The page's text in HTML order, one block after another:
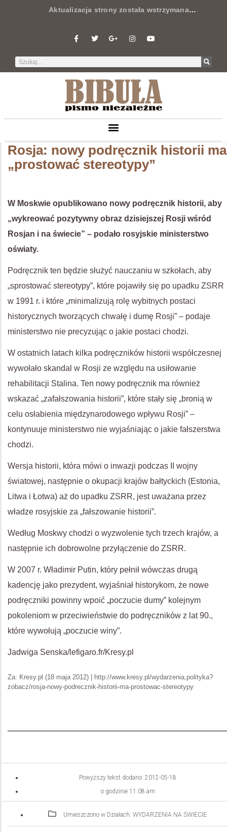
Aktualizacja strony została wstrzymana…
Rosja: nowy podręcznik historii ma
„prostować stereotypy”
W Moskwie opublikowano nowy podręcznik historii, aby
„wykreować pozytywny obraz dzisiejszej Rosji wśród
Rosjan i na świecie” – podało rosyjskie ministerstwo
oświaty.
Podręcznik ten będzie służyć nauczaniu w szkołach, aby
„sprostować stereotypy”, które pojawiły się po upadku ZSRR
w 1991 r. i które „minimalizują rolę wybitnych postaci
historycznych tworzących chwałę i dumę Rosji” – podaje
ministerstwo nie precyzując o jakie postaci chodzi.
W ostatnich latach kilka podręczników historii współczesnej
wywołało skandal w Rosji ze względu na usiłowanie
rehabilitacji Stalina. Ten nowy podręcznik ma również
wskazać „zafałszowania historii”, które stały się „bronią w
celu osłabienia międzynarodowego wpływu Rosji” –
kontynuuje ministerstwo nie wyjaśniając o jakie fałszerstwa
chodzi.
Wersja historii, która mówi o inwazji podczas II wojny
światowej, następnie o okupacji krajów bałtyckich (Estonia,
Litwa i Łotwa) aż do upadku ZSRR, jest uważana przez
władze rosyjskie za „fałszowanie historii”.
Według Moskwy chodzi o wyzwolenie tych trzech krajów, a
następnie ich dobrowolne przyłączenie do ZSRR.
W 2007 r. Władimir Putin, który pełnił wówczas drugą
kadencję jako prezydent, wyjaśniał historykom, że nowe
podręczniki powinny wpoić „poczucie dumy” kolejnym
pokoleniom w przeciwieństwie do podręczników z lat 90.,
które wywołują „poczucie winy”.
Jadwiga Senska/lefigaro.fr/Kresy.pl
Za: Kresy.pl (18 maja 2012) | http://www.kresy.pl/wydarzenia,polityka?
zobacz/rosja-nowy-podrecznik-historii-ma-prostowac-stereotypy
Powyższy tekst dodano: 2012-05-18
o godzinie 11:08 am
Umieszczono w Działach: WYDARZENIA NA ŚWIECIE